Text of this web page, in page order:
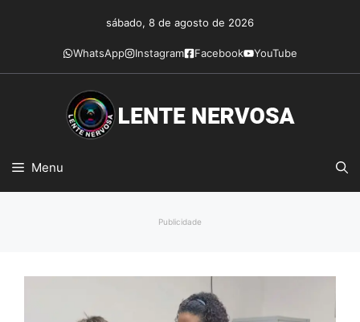
conteúdo
sábado, 8 de agosto de 2026
WhatsApp Instagram Facebook YouTube
Menu
Publicidade